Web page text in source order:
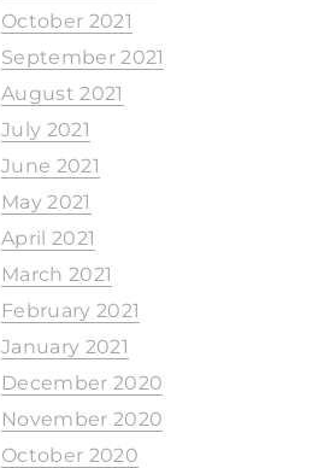
October 2021
September 2021
August 2021
July 2021
June 2021
May 2021
April 2021
March 2021
February 2021
January 2021
December 2020
November 2020
October 2020